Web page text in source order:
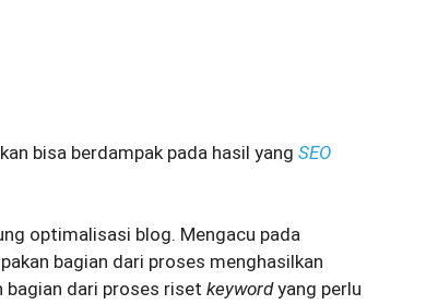
bisa berdampak pada hasil yang SEO
optimalisasi blog. Mengacu pada
bagian dari proses menghasilkan
bagian dari proses riset keywordyang perlu